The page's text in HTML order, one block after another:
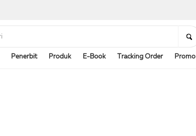
Penerbit Produk E-Book Tracking Order Promo